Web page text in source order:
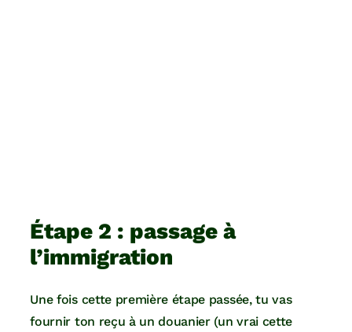
Étape 2 : passage à
l’immigration
Une fois cette première étape passée, tu vas
fournir ton reçu à un douanier (un vrai cette